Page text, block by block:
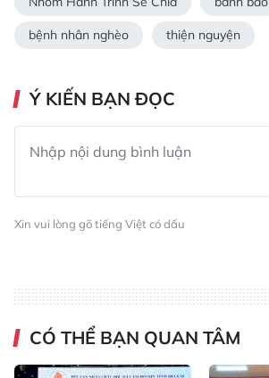
bệnh nhân nghèo thiện nguyện
Ý KIẾN BẠN ĐỌC
Xin vui lòng gõ tiếng Việt có dấu
CÓ THỂ BẠN QUAN TÂM